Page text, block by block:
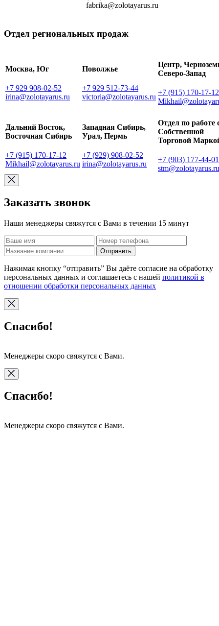
fabrika@zolotayarus.ru
Отдел региональных продаж
Москва, Юг
+7 929 908-02-52
irina@zolotayarus.ru
Поволжье
+7 929 512-73-44
victoria@zolotayarus.ru
Центр,
Северо-Запад
+7 (915) 170-17-12
Дальний Восток,
Восточная Сибирь
+7 (915) 170-17-12
Mikhail@zolotayarus.ru
Западная Сибирь,
Урал, Пермь
+7 (929) 908-02-52
irina@zolotayarus.ru
Отдел по работе
Собственной
Торговой
+7 (903) 177-44-01
stm@zolotayarus.ru
Заказать звонок
Наши менеджеры свяжутся с Вами в течении 15 минут
Отправить
Нажимая кнопку “отправить” Вы даёте согласие на обработку
персональных данных и соглашаетесь с нашей политикой в
отношении обработки персональных данных
Спасибо!
Менеджеры скоро свяжутся с Вами.
Спасибо!
Менеджеры скоро свяжутся с Вами.